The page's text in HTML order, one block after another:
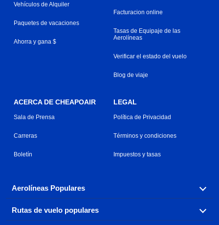
Vehículos de Alquiler
Paquetes de vacaciones
Ahorra y gana $
Facturacion online
Tasas de Equipaje de las
Aerolíneas
Verificar el estado del vuelo
Blog de viaje
ACERCA DE CHEAPOAIR
Sala de Prensa
Carreras
Boletín
LEGAL
Política de Privacidad
Términos y condiciones
Impuestos y tasas
Aerolíneas Populares
Explora nuestras opciones de tarifas aéreas baratas por
aerolínea, con más de 500 opciones para elegir.
Rutas de vuelo populares